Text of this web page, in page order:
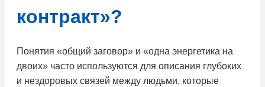
контракт»?
Понятия «общий заговор» и «одна энергетика на
двоих» часто используются для описания глубоких
и нездоровых связей между людьми, которые